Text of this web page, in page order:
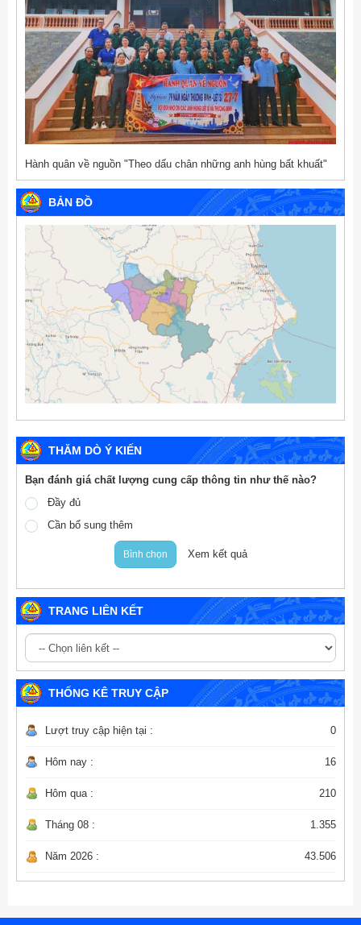
Hành quân về nguồn "Theo dấu chân những anh hùng bất khuất"
BẢN ĐỒ
THĂM DÒ Ý KIẾN
Bạn đánh giá chất lượng cung cấp thông tin như thế nào?
Đầy đủ
Cần bổ sung thêm
Bình chọn Xem kết quả
TRANG LIÊN KẾT
THỐNG KÊ TRUY CẬP
Lượt truy cập hiện tại : 0
Hôm nay : 16
Hôm qua : 210
Tháng 08 : 1.355
Năm 2026 : 43.506